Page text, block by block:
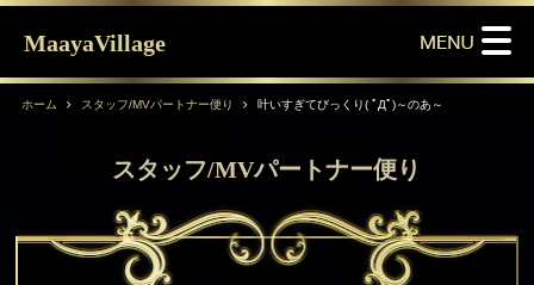
MaayaVillage
ホーム スタッフ/MVパートナー便り 叶いすぎてびっくり( ﾟДﾟ)～のあ～
スタッフ/MVパートナー便り